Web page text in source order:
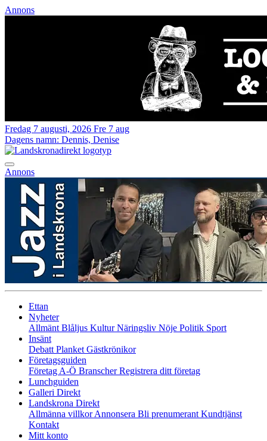
Annons
Fredag 7 augusti, 2026 Fre 7 aug
Dagens namn: Dennis, Denise
Annons
Ettan
Nyheter
Allmänt Blåljus KulturNäringsliv Nöje Politik Sport
Insänt
Debatt Planket Gästkrönikor
Företagsguiden
Företag A-Ö BranscherRegistrera ditt företag
Lunchguiden
Galleri Direkt
Landskrona Direkt
Allmänna villkorAnnonsera Bli prenumerant Kundtjänst
Kontakt
Mitt konto